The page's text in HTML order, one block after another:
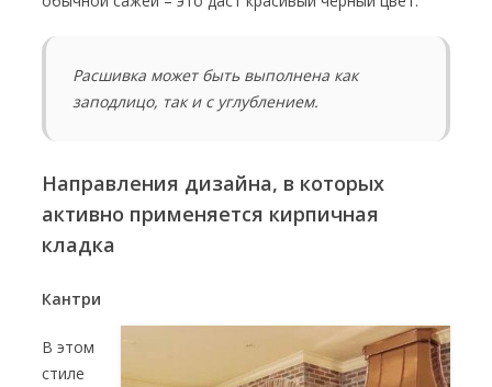
Расшивка может быть выполнена как
заподлицо, так и с углублением.
Направления дизайна, в которых
активно применяется кирпичная
кладка
Кантри
В этом
стиле